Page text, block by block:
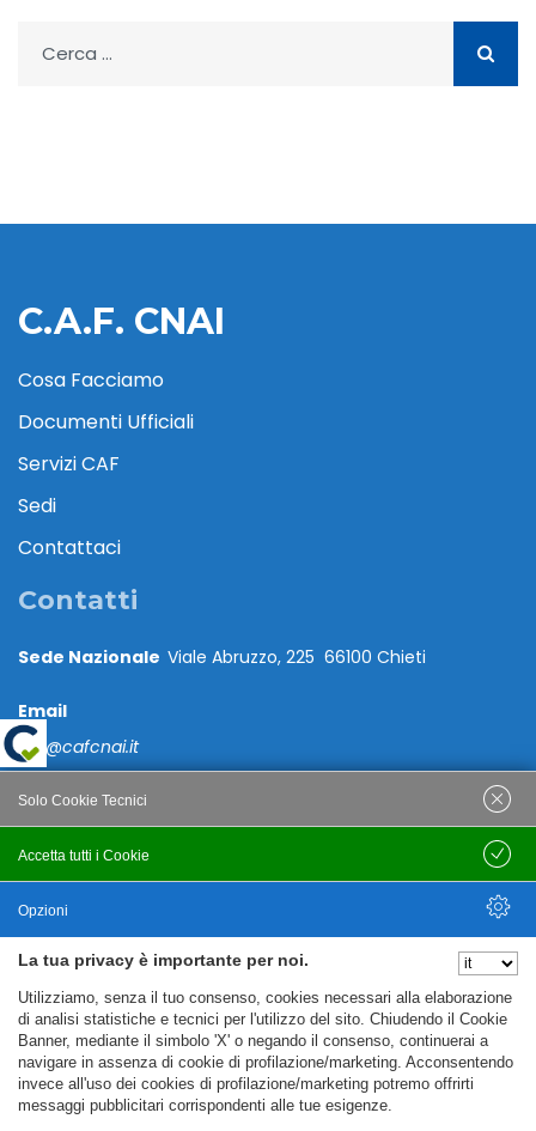
per:
C.A.F. CNAI
Cosa Facciamo
Documenti Ufficiali
Servizi CAF
Sedi
Contattaci
Contatti
Sede Nazionale Viale Abruzzo, 225 66100 Chieti
Email
caf@cafcnai.it
Posta Certificata
PRIVACY
Note Legali
Policy
Cookie Policy
La tua privacy è importante per noi.
Utilizziamo, senza il tuo consenso, cookies necessari alla elaborazione
di analisi statistiche e tecnici per l'utilizzo del sito. Chiudendo il Cookie
Banner, mediante il simbolo 'X' o negando il consenso, continuerai a
navigare in assenza di cookie di profilazione/marketing. Acconsentendo
invece all'uso dei cookies di profilazione/marketing potremo offrirti
messaggi pubblicitari corrispondenti alle tue esigenze.
Accetta tutti i Cookie
Solo Cookie Tecnici
Salva
Opzioni
Nascondi Opzioni